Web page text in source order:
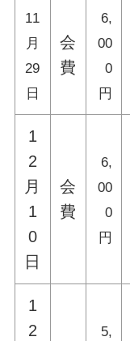
11
月
29
日
会
費
6,
00
0
円
1
2
月
1
0
日
会
費
6,
00
0
円
1
2
5,